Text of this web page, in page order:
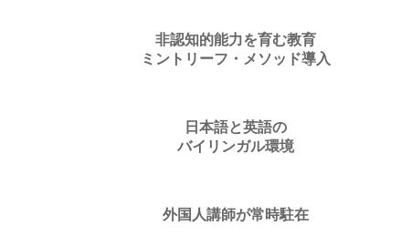
非認知的能力を育む教育
ミントリーフ・メソッド導入
日本語と英語の
バイリンガル環境
外国人講師が常時駐在